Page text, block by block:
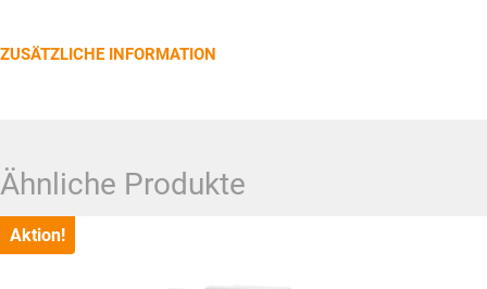
ZUSÄTZLICHE INFORMATION
Ähnliche Produkte
Aktion!